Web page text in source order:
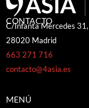
CONTACTO
C/Infanta Mercedes 31,
28020 Madrid
663 271 716
contacto@4asia.es
MENÚ